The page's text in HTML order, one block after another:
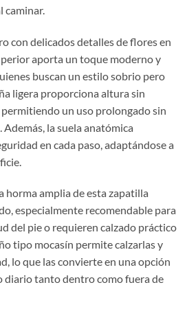
caminar.
con delicados detalles de flores en
aporta un toque moderno y
buscan un estilo sobrio pero
ligera proporciona altura sin
un uso prolongado sin
la suela anatómica
en cada paso, adaptándose a
horma amplia de esta zapatilla
especialmente recomendable para
del pie o requieren calzado práctico
tipo mocasín permite calzarlas y
lo que las convierte en una opción
diario tanto dentro como fuera de